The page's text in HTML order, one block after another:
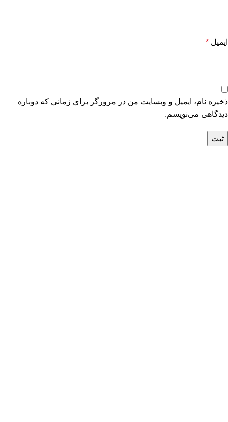
ایمیل *
ذخیره نام، ایمیل و وبسایت من در مرورگر برای زمانی که دوباره
دیدگاهی می‌نویسم.